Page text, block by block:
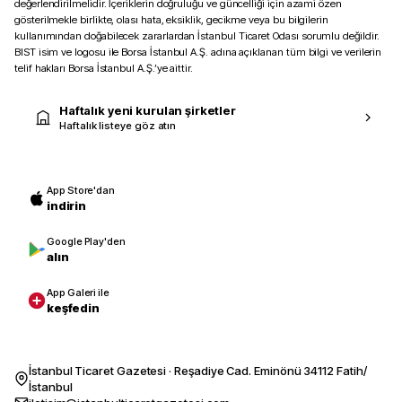
değerlendirilmelidir. İçeriklerin doğruluğu ve güncelliği için azami özen
gösterilmekle birlikte, olası hata, eksiklik, gecikme veya bu bilgilerin
kullanımından doğabilecek zararlardan İstanbul Ticaret Odası sorumlu değildir.
BIST isim ve logosu ile Borsa İstanbul A.Ş. adına açıklanan tüm bilgi ve verilerin
telif hakları Borsa İstanbul A.Ş.’ye aittir.
Haftalık yeni kurulan şirketler
Haftalık listeye göz atın
App Store'dan
indirin
Google Play'den
alın
App Galeri ile
keşfedin
İstanbul Ticaret Gazetesi · Reşadiye Cad. Eminönü 34112 Fatih/
İstanbul